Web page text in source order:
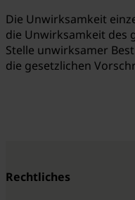
Die Unwirksamkeit
die Unwirksamkeit des
Stelle unwirksamer
die gesetzlichen
Rechtliches